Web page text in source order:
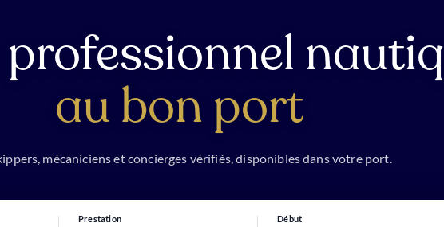
au bon port
mécaniciens et concierges vérifiés, disponibles dans votre port.
Prestation Début